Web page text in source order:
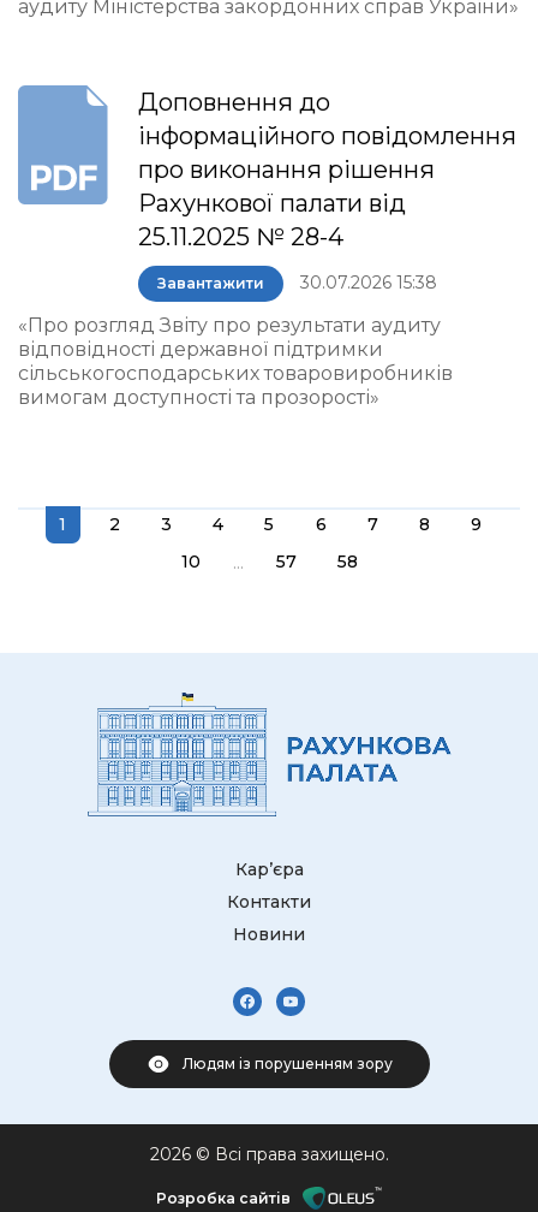
аудиту Міністерства закордонних справ України»
Доповнення до
інформаційного повідомлення
про виконання рішення
Рахункової палати від
25.11.2025 № 28-4
Завантажити 30.07.2026 15:38
«Про розгляд Звіту про результати аудиту
відповідності державної підтримки
сільськогосподарських товаровиробників
вимогам доступності та прозорості»
1 2 3 4 5 6 7 8
9
10
... 57 58
Кар’єра
Контакти
Новини
Людям із порушенням зору
2026 © Всі права захищено.
Розробка сайтів